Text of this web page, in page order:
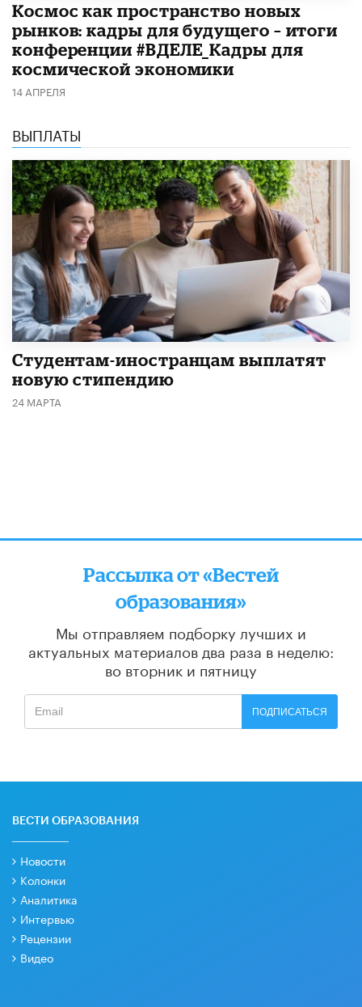
Космос как пространство новых
рынков: кадры для будущего – итоги
конференции #ВДЕЛЕ_Кадры для
космической экономики
14 АПРЕЛЯ
ВЫПЛАТЫ
Студентам-иностранцам выплатят
новую стипендию
24 МАРТА
Рассылка от «Вестей
образования»
Мы отправляем подборку лучших и
актуальных материалов два раза в неделю:
во вторник и пятницу
ПОДПИСАТЬСЯ
ВЕСТИ ОБРАЗОВАНИЯ
Новости
Колонки
Аналитика
Интервью
Рецензии
Видео